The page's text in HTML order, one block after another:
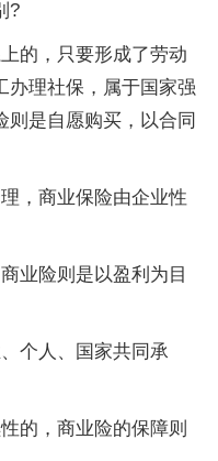
?
的，只要形成了劳动
办理社保，属于国家强
则是自愿购买，以合同
，商业保险由企业性
业险则是以盈利为目
个人、国家共同承
的，商业险的保障则